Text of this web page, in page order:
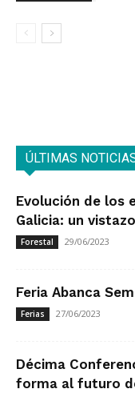
ÚLTIMAS
Evolución de los
Galicia: un
Forestal 29/06/2023
Feria Abanca
Ferias 27/06/2023
Décima
forma al futuro